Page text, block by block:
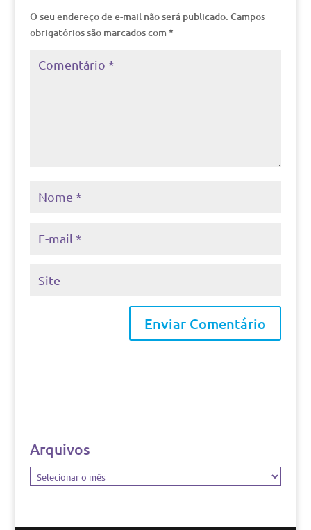
O seu endereço de e-mail não será publicado. Campos
obrigatórios são marcados com *
Arquivos
Arquivos